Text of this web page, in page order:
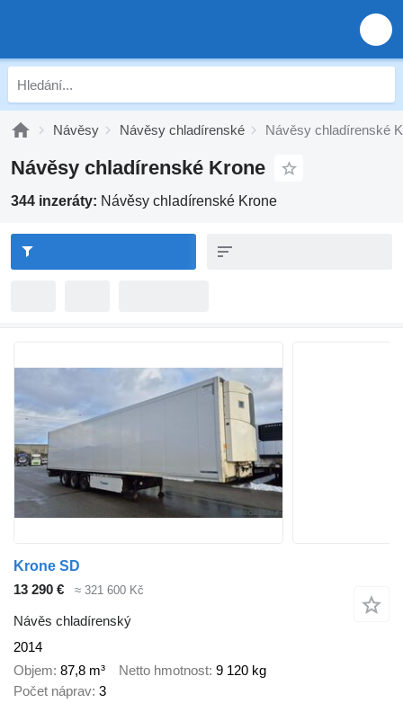
Návěsy Návěsy chladírenské Návěsy chladírenské
Návěsy chladírenské Krone
344 inzeráty: Návěsy chladírenské Krone
Krone SD
13 290 €
≈ 321 600 Kč
Návěs chladírenský
2014
Objem 87,8 m³ Netto hmotnost 9 120 kg
Počet náprav 3